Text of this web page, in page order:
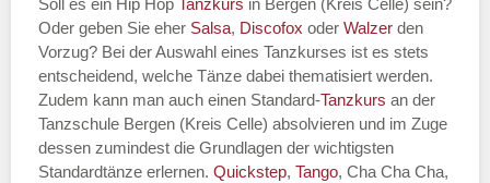
Name des Tanzkurs*
Soll es ein Hip Hop Tanzkurs in Bergen (Kreis Celle) sein?
Oder geben Sie eher Salsa, Discofox oder Walzer den
Vorzug? Bei der Auswahl eines Tanzkurses ist es stets
entscheidend, welche Tänze dabei thematisiert werden.
Zudem kann man auch einen Standard-Tanzkurs an der
Tanzschule Bergen (Kreis Celle) absolvieren und im Zuge
dessen zumindest die Grundlagen der wichtigsten
Standardtänze erlernen. Quickstep, Tango, Cha Cha Cha,